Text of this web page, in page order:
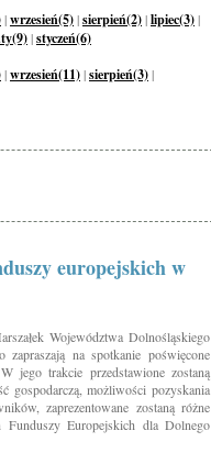
|wrzesień(5)|sierpień(2)|lipiec(3)|
|styczeń(6)
|wrzesień(11)|sierpień(3)|
europejskich w
Województwa Dolnośląskiego
zapraszają na spotkanie poświęcone
jego trakcie przedstawione zostaną
gospodarczą, możliwości pozyskania
zaprezentowane zostaną różne
Europejskich dla Dolnego